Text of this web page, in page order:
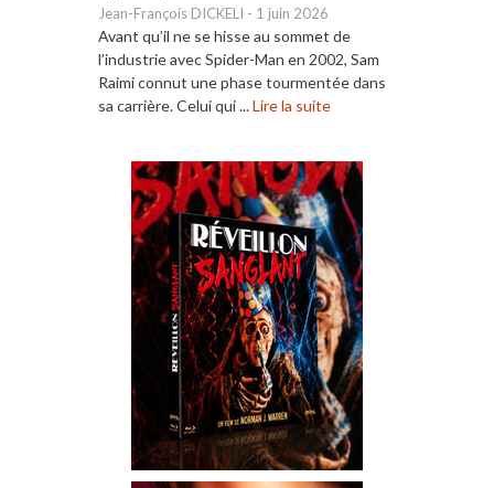
Jean-François DICKELI - 1 juin 2026
Avant qu’il ne se hisse au sommet de
l’industrie avec Spider-Man en 2002, Sam
Raimi connut une phase tourmentée dans
sa carrière. Celui qui ...Lire la suite